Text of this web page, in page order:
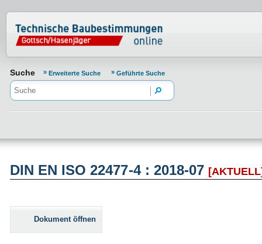
Normenportal Barrierefreiheit
Suche Erweiterte Suche Geführte Suche
DIN EN ISO 22477-4 : 2018-07
Dokument öffnen